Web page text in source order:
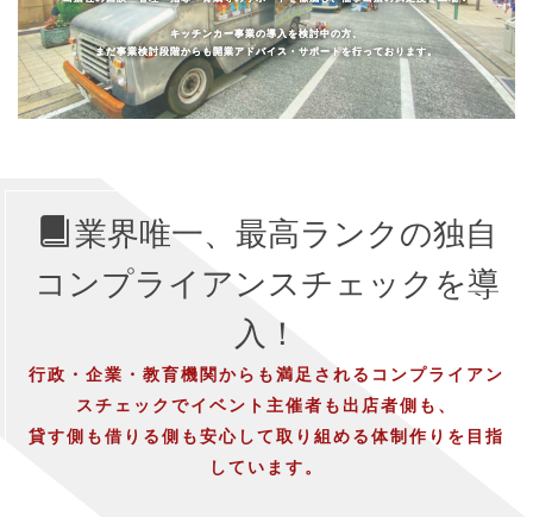
キッチンカー事業の導入を検討中の方、
まだ事業検討段階からも開業アドバイス・サポートを行っております。
キッチンカー事業の導入を検討中の方、
まだ事業検討段階からも開業アドバイス・サポートを行っております。
業界唯一、最高ランクの独自
コンプライアンスチェックを導
入！
行政・企業・教育機関からも満足されるコンプライアン
スチェックでイベント主催者も出店者側も、
貸す側も借りる側も安心して取り組める体制作りを目指
しています。